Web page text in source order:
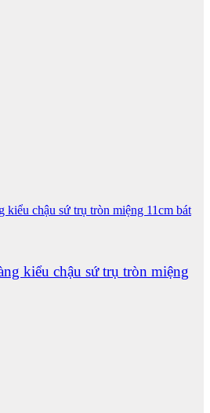
kiểu chậu sứ trụ tròn miệng